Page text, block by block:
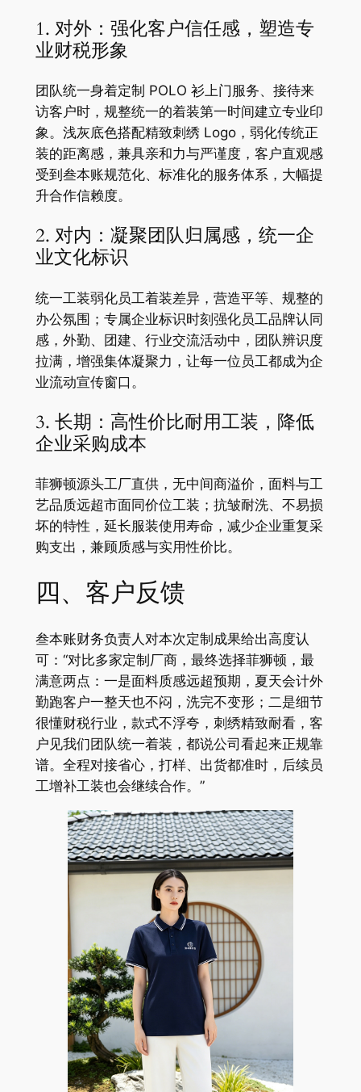
1. 对外：强化客户信任感，塑造专
业财税形象
团队统一身着定制 POLO 衫上门服务、接待来
访客户时，规整统一的着装第一时间建立专业印
象。浅灰底色搭配精致刺绣 Logo，弱化传统正
装的距离感，兼具亲和力与严谨度，客户直观感
受到叁本账规范化、标准化的服务体系，大幅提
升合作信赖度。
2. 对内：凝聚团队归属感，统一企
业文化标识
统一工装弱化员工着装差异，营造平等、规整的
办公氛围；专属企业标识时刻强化员工品牌认同
感，外勤、团建、行业交流活动中，团队辨识度
拉满，增强集体凝聚力，让每一位员工都成为企
业流动宣传窗口。
3. 长期：高性价比耐用工装，降低
企业采购成本
菲狮顿源头工厂直供，无中间商溢价，面料与工
艺品质远超市面同价位工装；抗皱耐洗、不易损
坏的特性，延长服装使用寿命，减少企业重复采
购支出，兼顾质感与实用性价比。
四、客户反馈
叁本账财务负责人对本次定制成果给出高度认
可：“对比多家定制厂商，最终选择菲狮顿，最
满意两点：一是面料质感远超预期，夏天会计外
勤跑客户一整天也不闷，洗完不变形；二是细节
很懂财税行业，款式不浮夸，刺绣精致耐看，客
户见我们团队统一着装，都说公司看起来正规靠
谱。全程对接省心，打样、出货都准时，后续员
工增补工装也会继续合作。”